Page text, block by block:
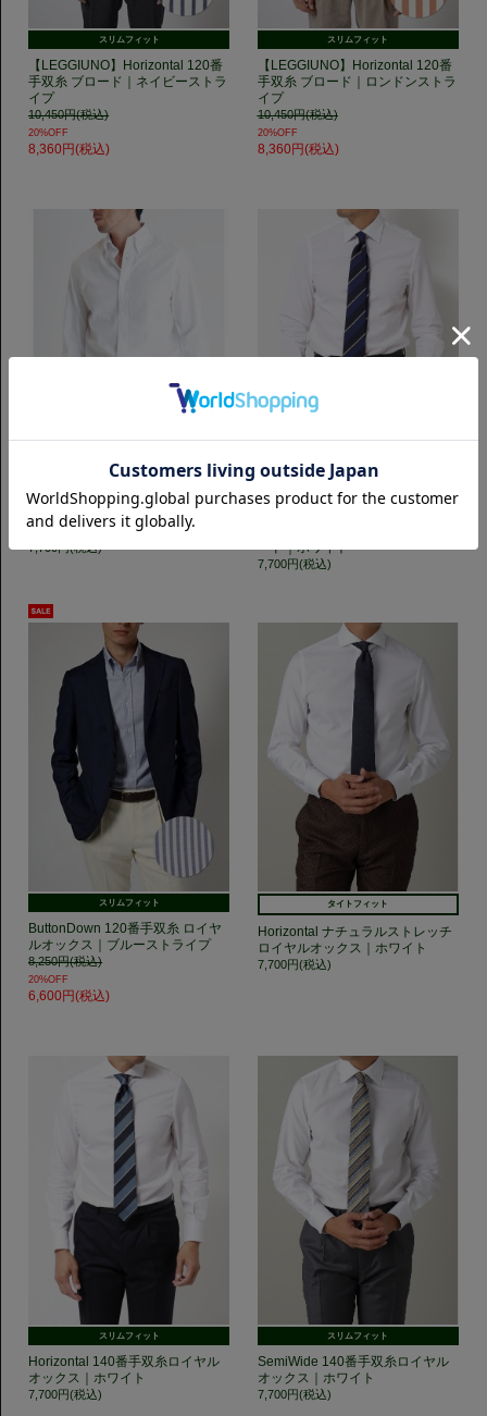
スリムフィット
【LEGGIUNO】Horizontal 120番
手双糸 ブロード｜ネイビーストラ
イプ
10,450円(税込)
20%OFF
8,360円(税込)
スリムフィット
【LEGGIUNO】Horizontal 120番
手双糸 ブロード｜ロンドンストラ
イプ
10,450円(税込)
20%OFF
8,360円(税込)
ButtonDown 140番手双糸ロイヤ
ルオックス｜ホワイト
7,700円(税込)
ード｜ホワイト
7,700円(税込)
スリムフィット
ButtonDown 120番手双糸 ロイヤ
ルオックス｜ブルーストライプ
8,250円(税込)
20%OFF
6,600円(税込)
タイトフィット
Horizontal ナチュラルストレッチ
ロイヤルオックス｜ホワイト
7,700円(税込)
スリムフィット
Horizontal 140番手双糸ロイヤル
オックス｜ホワイト
7,700円(税込)
スリムフィット
SemiWide 140番手双糸ロイヤル
オックス｜ホワイト
7,700円(税込)